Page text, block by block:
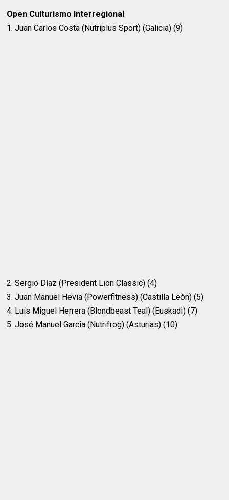
Open Culturismo Interregional
1. Juan Carlos Costa (Nutriplus Sport) (Galicia) (9)
2. Sergio Díaz (President Lion Classic) (4)
3. Juan Manuel Hevia (Powerfitness) (Castilla León) (5)
4. Luis Miguel Herrera (Blondbeast Teal) (Euskadi) (7)
5. José Manuel Garcia (Nutrifrog) (Asturias) (10)